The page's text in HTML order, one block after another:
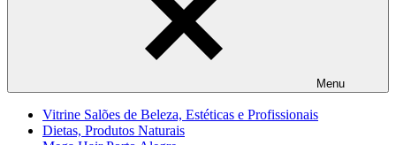
Menu
Vitrine Salões de Beleza, Estéticas e Profissionais
Dietas, Produtos Naturais